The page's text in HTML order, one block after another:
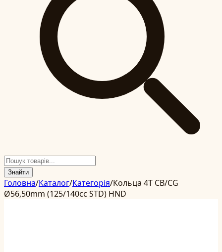
Знайти
Головна/Каталог/Категорія/Кольца 4T CB/CG
Ø56,50mm (125/140cc STD) HND